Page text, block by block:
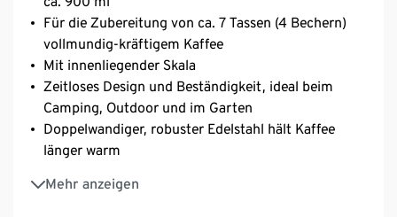
Für die Zubereitung von ca. 7 Tassen (4 Bechern)
vollmundig-kräftigem Kaffee
Mit innenliegender Skala
Zeitloses Design und Beständigkeit, ideal beim
Camping, Outdoor und im Garten
Doppelwandiger, robuster Edelstahl hält Kaffee
länger warm
Mehr anzeigen
Zerlegbares Edelstahl-Sieb für einfache Reinigung